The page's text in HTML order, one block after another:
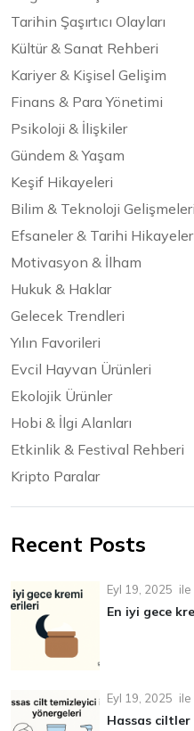
Tarihin Şaşırtıcı Olayları
Kültür & Sanat Rehberi
Kariyer & Kişisel Gelişim
Finans & Para Yönetimi
Psikoloji & İlişkiler
Gündem & Yaşam
Keşif Hikayeleri
Bilim & Teknoloji Gelişmeleri
Efsaneler & Tarihi Hikayeler
Motivasyon & İlham
Hukuk & Haklar
Gelecek Trendleri
Yılın Favorileri
Evcil Hayvan Ürünleri
Ekolojik Ürünler
Hobi & İlgi Alanları
Etkinlik & Festival Rehberi
Kripto Paralar
Recent Posts
Eyl 19, 2025 ile
En iyi gece
Eyl 19, 2025 ile
Hassas